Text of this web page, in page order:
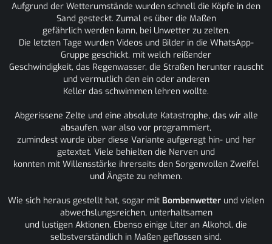
Aufgrund der Wetterumstände wurden schnell die Köpfe in den
Sand gesteckt. Zumal es über die Maßen
gefährlich werden kann, bei Unwetter zu zelten.
Die letzten Tage wurden Videos und Bilder in die WhatsApp-
Gruppe geschickt, mit welch reißender
Geschwindigkeit, das Regenwasser, die Straßen herunter rauscht
und vermutlich den ein oder anderen
Keller das schwimmen lehren wollte.
Abgerissene Zelte und eine absolute Katastrophe, das wir alle
absaufen, war also vor programmiert,
zumindest wurde über diese Variante aufgeregt hin- und her
getextet. Viele behielten die Nerven und
konnten mit Willensstärke ihrerseits den Sorgenvollen Zweifel
und Ängste zu nehmen.
Wie sich heraus gestellt hat, sogar mit Bombenwetter und vielen
abwechslungsreichen, unterhaltsamen
und lustigen Aktionen. Ebenso einige Liter an Alkohol, die
selbstverständlich in Maßen geflossen sind.